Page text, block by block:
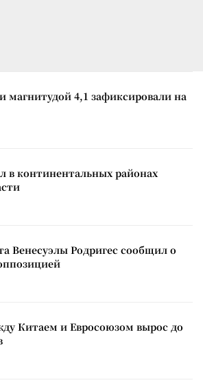
магнитудой 4,1 зафиксировали на
в континентальных районах
Венесуэлы Родригес сообщил о
Китаем и Евросоюзом вырос до